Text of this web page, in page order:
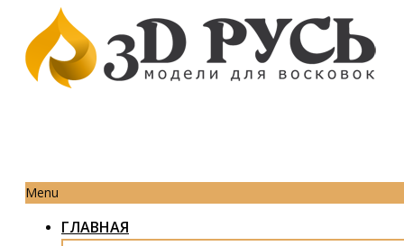
Menu
ГЛАВНАЯ